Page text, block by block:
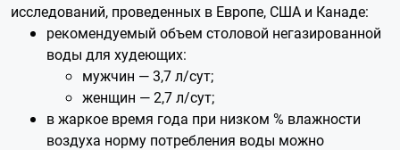
исследований, проведенных в Европе, США и Канаде:
рекомендуемый объем столовой негазированной
воды для худеющих:
мужчин — 3,7 л/сут;
женщин — 2,7 л/сут;
в жаркое время года при низком % влажности
воздуха норму потребления воды можно